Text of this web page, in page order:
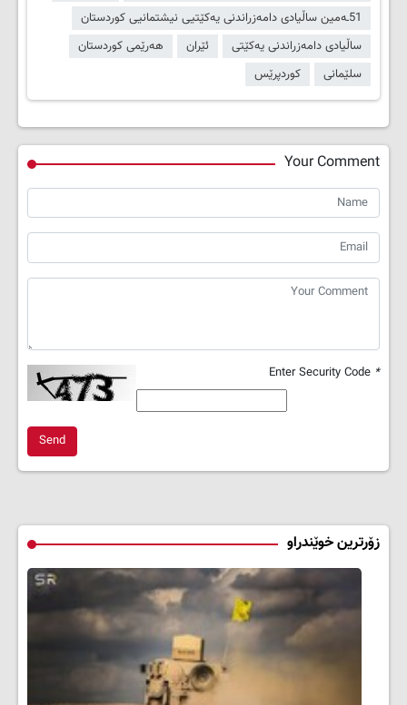
51ـەمین ساڵیادی دامەزراندنی یەکێتیی نیشتمانیی کوردستان
ساڵیادی دامەزراندنی یەکێتی
ئێران
هەرێمی کوردستان
سلێمانی
کوردپرێس
Your Comment
*
Send
زۆرترین خوێندراو